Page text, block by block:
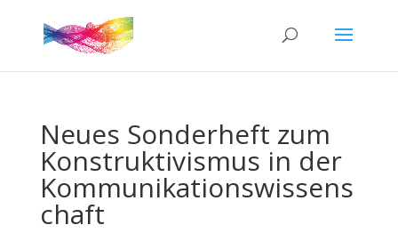
Neues Sonderheft zum
Konstruktivismus in der
Kommunikationswissens
chaft